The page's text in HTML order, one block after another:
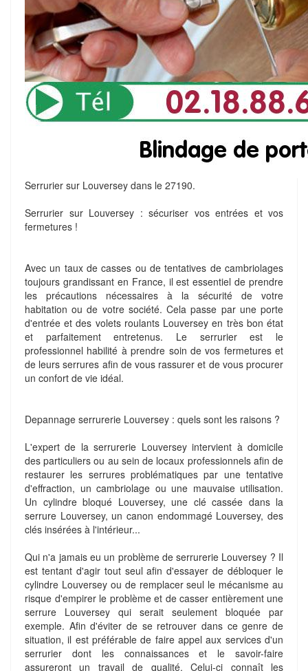
Serrurier sur Louversey dans le 27190.
Serrurier sur Louversey : sécuriser vos entrées et vos
fermetures !
Avec un taux de casses ou de tentatives de cambriolages
toujours grandissant en France, il est essentiel de prendre
les précautions nécessaires à la sécurité de votre
habitation ou de votre société. Cela passe par une porte
d'entrée et des volets roulants Louversey en très bon état
et parfaitement entretenus. Le serrurier est le
professionnel habilité à prendre soin de vos fermetures et
de leurs serrures afin de vous rassurer et de vous procurer
un confort de vie idéal.
Depannage serrurerie Louversey : quels sont les raisons ?
L'expert de la serrurerie Louversey intervient à domicile
des particuliers ou au sein de locaux professionnels afin de
restaurer les serrures problématiques par une tentative
d'effraction, un cambriolage ou une mauvaise utilisation.
Un cylindre bloqué Louversey, une clé cassée dans la
serrure Louversey, un canon endommagé Louversey, des
clés insérées à l'intérieur...
Qui n'a jamais eu un problème de serrurerie Louversey ? Il
est tentant d'agir tout seul afin d'essayer de débloquer le
cylindre Louversey ou de remplacer seul le mécanisme au
risque d'empirer le problème et de casser entièrement une
serrure Louversey qui serait seulement bloquée par
exemple. Afin d'éviter de se retrouver dans ce genre de
situation, il est préférable de faire appel aux services d'un
serrurier dont les connaissances et le savoir-faire
assureront un travail de qualité. Celui-ci connaît les